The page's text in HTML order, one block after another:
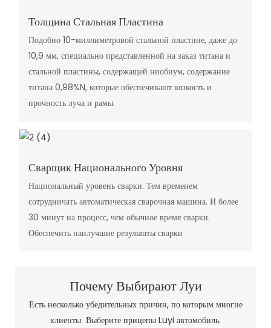
Толщина Стальная Пластина
Подобно 10-миллиметровой стальной пластине, даже до
10,9 мм, специально представленной на заказ титана и
стальной пластины, содержащей ниобиум, содержание
титана 0,98%N, которые обеспечивают вязкость и
прочность луча и рамы.
Сварщик Национального Уровня
Национальный уровень сварки. Тем временем
сотрудничать автоматическая сварочная машина. И более
30 минут на процесс, чем обычное время сварки.
Обеспечить наилучшие результаты сварки
Почему Выбирают Луи
Есть несколько убедительных причин, по которым многие
клиенты Выберите прицепы Luyi автомобиль.